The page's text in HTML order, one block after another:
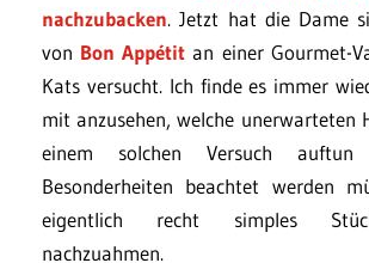
nachzubacken. Jetzt hat die Dame
von Bon Appétit an einer Gourmet-
Kats versucht. Ich finde es immer
mit anzusehen, welche unerwarteten
einem solchen Versuch
Besonderheiten beachtet werden
eigentlich recht simples
nachzuahmen.